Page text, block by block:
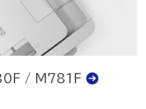
/ M781F